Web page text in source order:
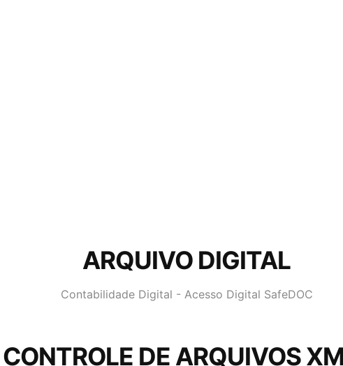
ARQUIVO DIGITAL
Contabilidade Digital - Acesso Digital SafeDOC
CONTROLE DE ARQUIVOS